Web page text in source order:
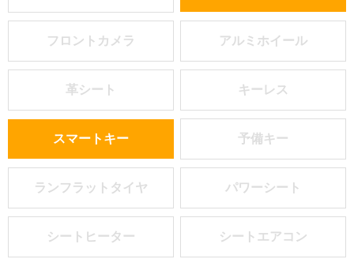
フロントカメラ アルミホイール
革シート キーレス
スマートキー 予備キー
ランフラットタイヤ パワーシート
シートヒーター シートエアコン